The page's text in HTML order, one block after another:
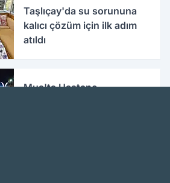
Taşlıçay'da su sorununa
kalıcı çözüm için ilk adım
atıldı
Muş'ta Hastane